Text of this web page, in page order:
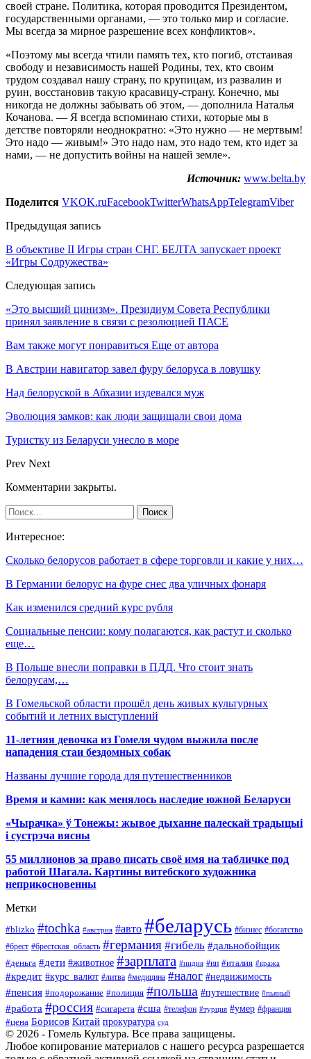
своей стране. Политика, которая проводится Президентом,
государственными органами, — это только мир и согласие.
Мы всегда за мирное разрешение всех конфликтов».
«Поэтому мы всегда чтили память тех, кто погиб, отстаивая
свободу и независимость нашей Родины, тех, кто своим
трудом создавал нашу страну, по крупицам, из развалин и
руин, восстановив такую красавицу-страну. Конечно, мы
никогда не должны забывать об этом, — дополнила Наталья
Кочанова. — Я всегда вспоминаю стихи, которые мы в
детстве повторяли неоднократно: «Это нужно — не мертвым!
Это надо — живым!» Это надо нам, это надо тем, кто идет за
нами, — не допустить войны на нашей земле».
Источник: www.belta.by
Поделится VKOK.ruFacebookTwitterWhatsAppTelegramViber
Предыдущая запись
В объективе II Игры стран СНГ. БЕЛТА запускает проект
«Игры Содружества»
Следующая запись
«Это высший цинизм». Президиум Совета Республики
принял заявление в связи с резолюцией ПАСЕ
Вам также могут понравиться Еще от автора
В Австрии навигатор завел фуру белоруса в ловушку
Над белоруской в Абхазии издевался муж
Эволюция замков: как люди защищали свои дома
Туристку из Беларуси унесло в море
Prev Next
Комментарии закрыты.
Интересное:
Сколько белорусов работает в сфере торговли и какие у них…
В Германии белорус на фуре снес два уличных фонаря
Как изменился средний курс рубля
Социальные пенсии: кому полагаются, как растут и сколько
еще…
В Польше внесли поправки в ПДД. Что стоит знать
белорусам,…
В Гомельской области прошёл день живых культурных
событий и летних выступлений
11-летняя девочка из Гомеля чудом выжила после
нападения стаи бездомных собак
Названы лучшие города для путешественников
Время и камни: как менялось наследие южной Беларуси
«Чырачка» ў Тонежы: жывое дыханне палескай традыцыі
і сустрэча вясны
55 миллионов за право писать своё имя на табличке под
работой Шагала. Картины витебского художника
неприкосновенны
Метки
#blizko #tochka #австрия #авто #беларусь #бизнес #богатство
#брест #брестская_область #германия #гибель #дальнобойщик
#деньга #дети #животное #зарплата #индия #ип #италия #кража
#кредит #курс_валют #литва #медицина #налог #недвижимость
#пенсия #подорожание #полиция #польша #путешествие #пьяный
#работа #россия #сигарета #сша #телефон #турция #умер #франция
#цена Борисов Китай прокуратура суд
© 2026 - Гомель Культура. Все права защищены.
Любое копирование материалов с нашего ресурса разрешается